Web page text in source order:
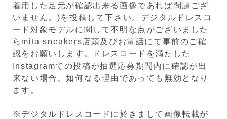
着用した足元が確認出来る画像であれば問題ござ
いません。)を投稿して下さい。デジタルドレスコ
ード対象モデルに関して不明な点がございました
らmita sneakers店頭及びお電話にて事前のご確
認をお願いします。ドレスコードを満たした
Instagramでの投稿が抽選応募期間内に確認が出
来ない場合、如何なる理由であっても無効となり
ます。
※デジタルドレスコードに於きまして画像転載が